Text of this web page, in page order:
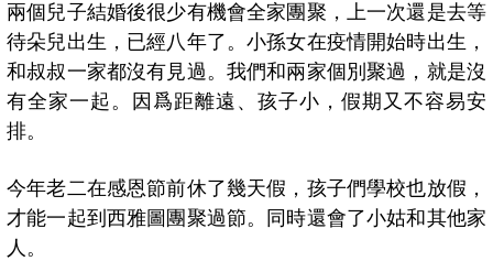
兩個兒子結婚後很少有機會全家團聚，上一次還是去等
待朵兒出生，已經八年了。小孫女在疫情開始時出生，
和叔叔一家都沒有見過。我們和兩家個別聚過，就是沒
有全家一起。因爲距離遠、孩子小，假期又不容易安
排。
今年老二在感恩節前休了幾天假，孩子們學校也放假，
才能一起到西雅圖團聚過節。同時還會了小姑和其他家
人。